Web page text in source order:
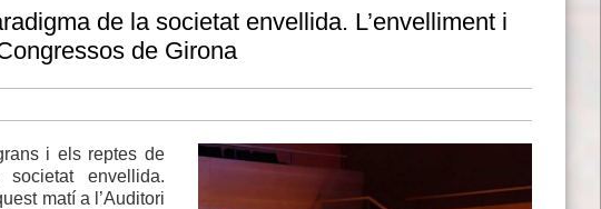
de la societat envellida. L’envelliment i
de Girona
i els reptes de
envellida.
matí a l’Auditori